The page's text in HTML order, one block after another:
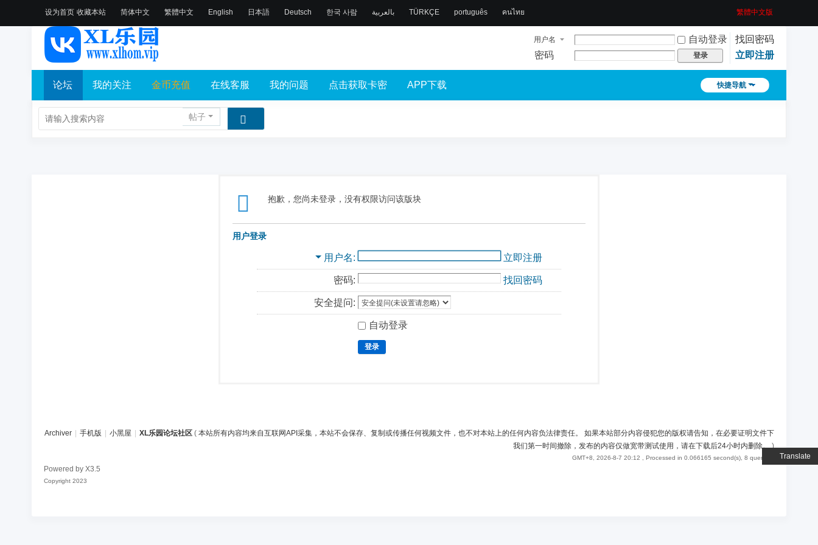
设为首页 收藏本站
Translate
简体中文 繁體中文 English 日本語 Deutsch 한국 사람 بالعربية TÜRKÇE português คนไทย 繁體中文版
用户名 自动登录
找回密码
密码
登录 立即注册
快捷导航
论坛 我的关注 金币充值 在线客服 我的问题 点击获取卡密 APP下载
帖子
抱歉，您尚未登录，没有权限访问该版块
用户登录
用户名 立即注册
密码: 找回密码
安全提问:
自动登录
登录
Archiver 手机版 小黑屋 XL乐园论坛社区 ( 本站所有内容均来自互联网API采集，本站不会保存、复制或传播任何视频文件，也不对本站上的任何内容负法律责任。 如果本站部分内容侵犯您的版权请告知，在必要证明文件下
我们第一时间撤除，发布的内容仅做宽带测试使用，请在下载后24小时内删除。)
GMT+8, 2026-8-7 20:12 , Processed in 0.066165 second(s), 8 queries .
Powered by X3.5
Copyright 2023